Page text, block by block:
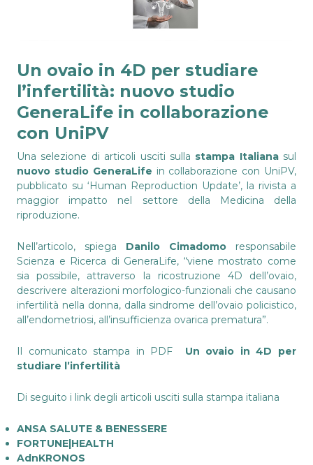
Un ovaio in 4D per studiare
l’infertilità: nuovo studio
GeneraLife in collaborazione
con UniPV
Una selezione di articoli usciti sulla stampa Italianasul
nuovo studio GeneraLife in collaborazione con UniPV,
pubblicato su ‘Human Reproduction Update’, la rivista a
maggior impatto nel settore della Medicina della
riproduzione.
Nell’articolo, spiega Danilo Cimadomo responsabile
Scienza e Ricerca di GeneraLife, “viene mostrato come
sia possibile, attraverso la ricostruzione 4D dell’ovaio,
descrivere alterazioni morfologico-funzionali che causano
infertilità nella donna, dalla sindrome dell’ovaio policistico,
all’endometriosi, all’insufficienza ovarica prematura”.
Il comunicato stampa in PDF Un ovaio in 4D per
studiare l’infertilità
Di seguito i link degli articoli usciti sulla stampa italiana
ANSA SALUTE & BENESSERE
FORTUNE|HEALTH
AdnKRONOS